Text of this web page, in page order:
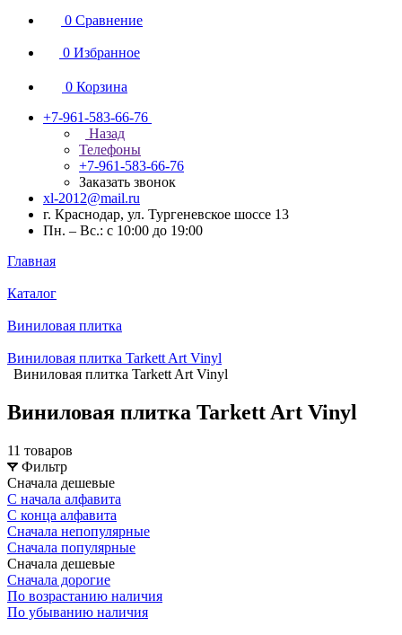
0 Сравнение
0 Избранное
0 Корзина
+7-961-583-66-76
Назад
Телефоны
+7-961-583-66-76
Заказать звонок
xl-2012@mail.ru
г. Краснодар, ул. Тургеневское шоссе 13
Пн. – Вс.: с 10:00 до 19:00
Главная
Каталог
Виниловая плитка
Виниловая плитка Tarkett Art Vinyl
Виниловая плитка Tarkett Art Vinyl
Виниловая плитка Tarkett Art Vinyl
11 товаров
Фильтр
Сначала дешевые
С начала алфавита
С конца алфавита
Сначала непопулярные
Сначала популярные
Сначала дешевые
Сначала дорогие
По возрастанию наличия
По убыванию наличия